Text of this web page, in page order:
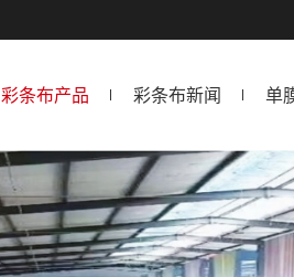
彩条布产品 彩条布新闻 单